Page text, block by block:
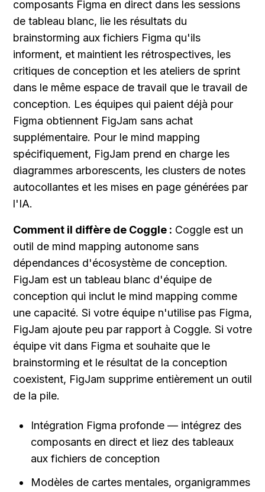
composants Figma en direct dans les sessions
de tableau blanc, lie les résultats du
brainstorming aux fichiers Figma qu'ils
informent, et maintient les rétrospectives, les
critiques de conception et les ateliers de sprint
dans le même espace de travail que le travail de
conception. Les équipes qui paient déjà pour
Figma obtiennent FigJam sans achat
supplémentaire. Pour le mind mapping
spécifiquement, FigJam prend en charge les
diagrammes arborescents, les clusters de notes
autocollantes et les mises en page générées par
l'IA.
Comment il diffère de Coggle : Coggle est un
outil de mind mapping autonome sans
dépendances d'écosystème de conception.
FigJam est un tableau blanc d'équipe de
conception qui inclut le mind mapping comme
une capacité. Si votre équipe n'utilise pas Figma,
FigJam ajoute peu par rapport à Coggle. Si votre
équipe vit dans Figma et souhaite que le
brainstorming et le résultat de la conception
coexistent, FigJam supprime entièrement un outil
de la pile.
Intégration Figma profonde — intégrez des
composants en direct et liez des tableaux
aux fichiers de conception
Modèles de cartes mentales, organigrammes